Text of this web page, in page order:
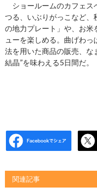
ショールームのカフェス
つる、いぶりがっこなど、
の地力プレート」や、お米
ューを楽しめる。曲げわっ
法を用いた商品の販売、な
結晶”を味わえる5日間だ。
関連記事